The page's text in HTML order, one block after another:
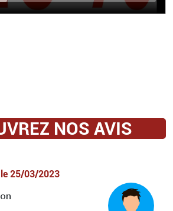
NOS AVIS
le 25/03/2023